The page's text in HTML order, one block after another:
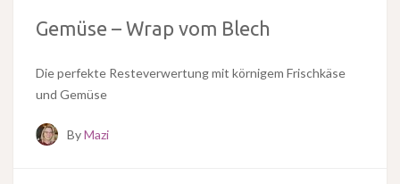
Gemüse – Wrap vom Blech
Die perfekte Resteverwertung mit körnigem Frischkäse
und Gemüse
ByMazi